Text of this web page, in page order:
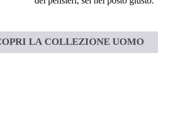
LA COLLEZIONE UOMO